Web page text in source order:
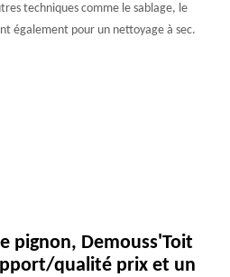
techniques comme le sablage, le
également pour un nettoyage à sec.
pignon, Demouss'Toit
qualité prix et un